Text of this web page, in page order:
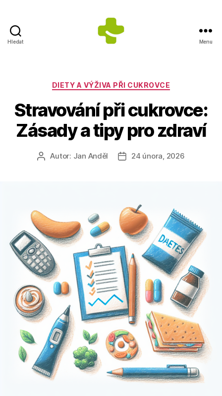
Hledat
Anděla
Menu
Rubriky
DIETY A VÝŽIVA PŘI CUKROVCE
Stravování při cukrovce:
Zásady a tipy pro zdraví
AutorAutor: Jan Anděl
Datum
24 února, 2026